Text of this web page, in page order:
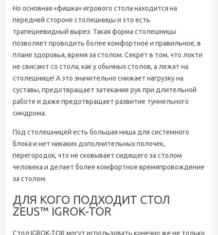
Но основная «фишка» игрового стола находится на
передней стороне столешницы и это есть
трапециевидный вырез. Такая форма столешницы
позволяет проводить более комфортное и правильное, в
плане здоровья, время за столом. Секрет в том, что локти
не свисают со стола, как у обычных столов, а лежат на
столешнице! А это значительно снижает нагрузку на
суставы, предотвращает затекание рук при длительной
работе и даже предотвращает развитие туннельного
синдрома.
Под столешницей есть большая ниша для системного
блока и нет никаких дополнительных полочек,
перегородок, что не сковывает сидящего за столом
человека и делает более комфортное времяпровождение
за столом.
ДЛЯ КОГО ПОДХОДИТ СТОЛ
ZEUS™ IGROK-TOR
Стол IGROK-TOR могут использовать конечно же не только